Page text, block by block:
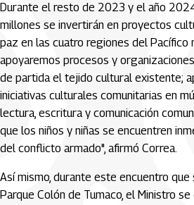
Durante el resto de 2023 y el año
millones se invertirán en proyectos
paz en las cuatro regiones del Pacífico
apoyaremos procesos y
de partida el tejido cultural existente;
iniciativas culturales comunitarias en
lectura, escritura y comunicación
que los niños y niñas se encuentren
del conflicto armado", afirmó Correa.
Así mismo, durante este encuentro
Parque Colón de Tumaco, el Ministro